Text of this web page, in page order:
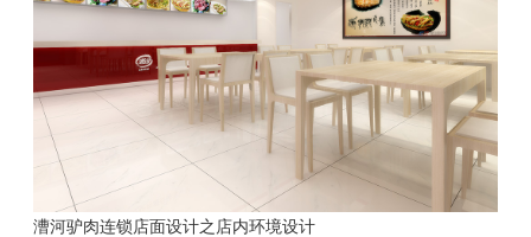
漕河驴肉连锁店面设计之店内环境设计